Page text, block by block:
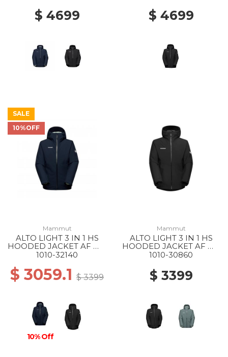
$ 4699 $ 4699
SALE
10%OFF
Mammut
ALTO LIGHT 3 IN 1 HS
HOODED JACKET AF WS
50642 MARINE-SILVER
1010-32140
$ 3059.1 $ 3399
10% Off
Mammut
ALTO LIGHT 3 IN 1 HS
HOODED JACKET AF MS
0052 BLACK-BLACK
1010-30860
$ 3399